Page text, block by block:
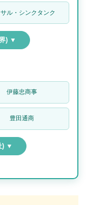
ル・シンクタンク
) ▼
伊藤忠商事
豊田通商
) ▼